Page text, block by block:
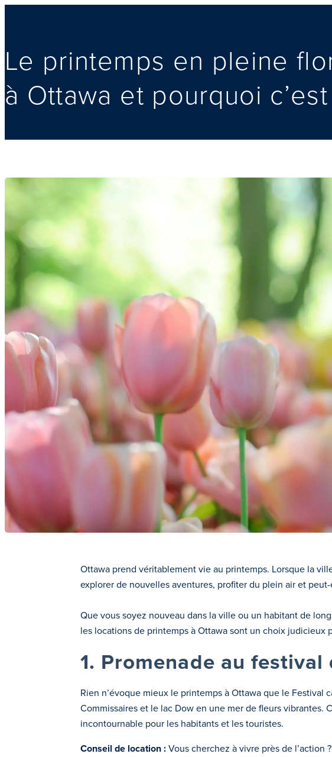
Le printemps en pleine
à Ottawa et pourquoi
Ottawa prend véritablement vie au printemps. Lorsque la
explorer de nouvelles aventures, profiter du plein air et
Que vous soyez nouveau dans la ville ou un habitant de
les locations de printemps à Ottawa sont un choix judicieux
1. Promenade au
Rien n’évoque mieux le printemps à Ottawa que le
Commissaires et le lac Dow en une mer de fleurs vibrantes.
incontournable pour les habitants et les touristes.
Conseil de location :Vous cherchez à vivre près de